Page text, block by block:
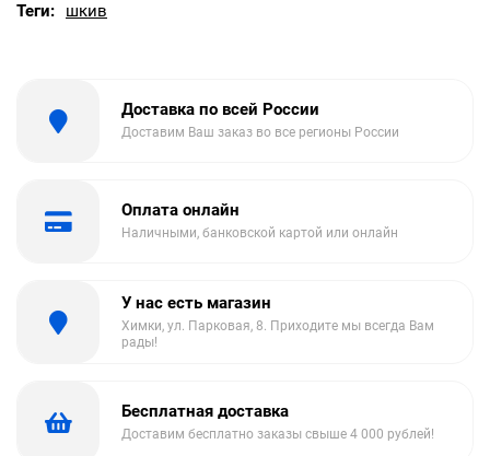
Теги: шкив
Доставка по всей России
Доставим Ваш заказ во все регионы России
Оплата онлайн
Наличными, банковской картой или онлайн
У нас есть магазин
Химки, ул. Парковая, 8. Приходите мы всегда Вам
рады!
Бесплатная доставка
Доставим бесплатно заказы свыше 4 000 рублей!